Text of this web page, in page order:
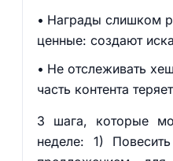
Награды слишком
ценные: создают
Не отслеживать
часть контента
3 шага, которые
неделе: 1)